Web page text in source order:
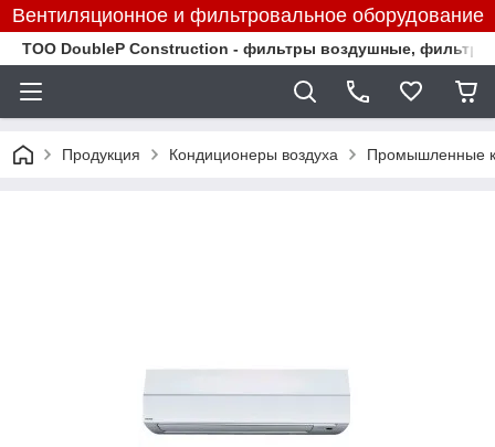
Вентиляционное и фильтровальное оборудование
TOO DoubleP Construction - фильтры воздушные,
Продукция Кондиционеры воздуха Промышленные